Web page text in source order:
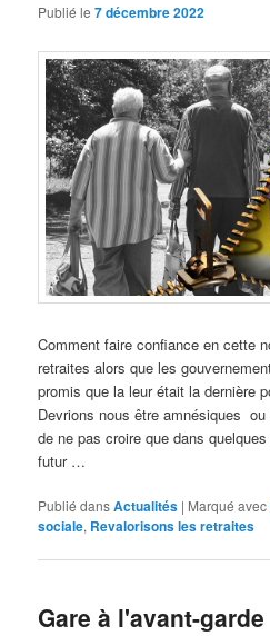
Publié le7 décembre 2022
Comment faire confiance en cette
retraites alors que les
promis que la leur était la dernière
Devrions nous être amnésiques
de ne pas croire que dans
futur …
Publié dansActualités | Marqué avec
sociale, Revalorisons les retraites
Gare à l'avant-garde